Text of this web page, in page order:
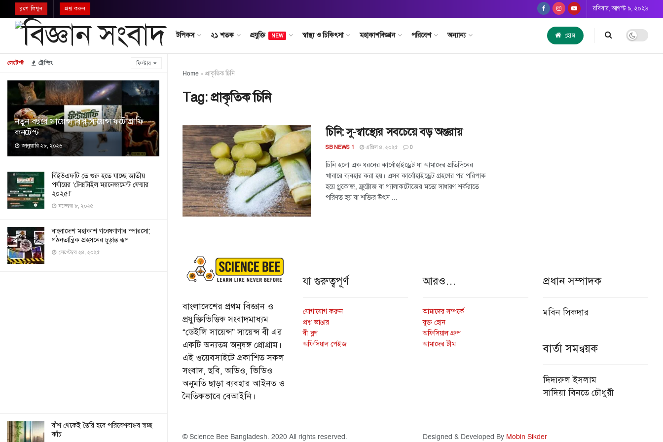
লেটেস্ট ট্রেন্ডিং ফিল্টার
নতুন বছরে সায়েন্স বি’র সায়েন্স ফটোগ্রাফি
কনটেস্ট
জানুয়ারি ২৮, ২০২৬
বিইউএফটি তে শুরু হতে যাচ্ছে জাতীয়
পর্যায়ের ‘টেক্সটাইল ম্যানেজমেন্ট ফেয়ার
২০২৫!’
নভেম্বর ৮, ২০২৫
বাংলাদেশ মহাকাশ গবেষণাগার স্পারসো;
গঠনতান্ত্রিক প্রহসনের চূড়ান্ত রূপ
সেপ্টেম্বর ২৪, ২০২৫
বাঁশ থেকেই তৈরি হবে পরিবেশবান্ধব স্বচ্ছ
কাঁচ
ব্লগে লিখুন প্রশ্ন করুন রবিবার, আগস্ট ৯, ২০২৬
টপিকস ২১ শতক প্রযুক্তি NEW স্বাস্থ্য ও চিকিৎসা মহাকাশবিজ্ঞান পরিবেশ অন্যান্য হোম
Home » প্রাকৃতিক চিনি
Tag:প্রাকৃতিক চিনি
চিনি: সু-স্বাস্থ্যের সবচেয়ে বড় অন্তরায়
SB NEWS 1 এপ্রিল ৪, ২০২৫ 0
চিনি হলো এক ধরনের কার্বোহাইড্রেট যা আমাদের প্রতিদিনের
খাবারে ব্যবহার করা হয়। এসব কার্বোহাইড্রেট গ্রহণের পর পরিপাক
হয়ে গ্লুকোজ, ফ্রুক্টোজ বা গ্যালাকটোজের মতো সাধারণ শর্করাতে
পরিণত হয় যা শক্তির উৎস ...
বাংলাদেশের প্রথম বিজ্ঞান ও
প্রযুক্তিভিত্তিক সংবাদমাধ্যম
“ডেইলি সায়েন্স” সায়েন্স বী এর
একটি অন্যতম অনুষঙ্গ প্রোগ্রাম।
এই ওয়েবসাইটে প্রকাশিত সকল
সংবাদ, ছবি, অডিও, ভিডিও
অনুমতি ছাড়া ব্যবহার আইনত ও
নৈতিকভাবে বেআইনি।
যা গুরুত্বপূর্ণ
যোগাযোগ করুন
প্রশ্ন ভাণ্ডার
বী ব্লগ
অফিসিয়াল পেইজ
আরও…
আমাদের সম্পর্কে
যুক্ত হোন
অফিসিয়াল গ্রুপ
আমাদের টীম
প্রধান সম্পাদক
মবিন সিকদার
বার্তা সমন্বয়ক
দিদারুল ইসলাম
সাদিয়া বিনতে চৌধুরী
© Science Bee Bangladesh. 2020 All rights reserved. Designed & Developed By Mobin Sikder